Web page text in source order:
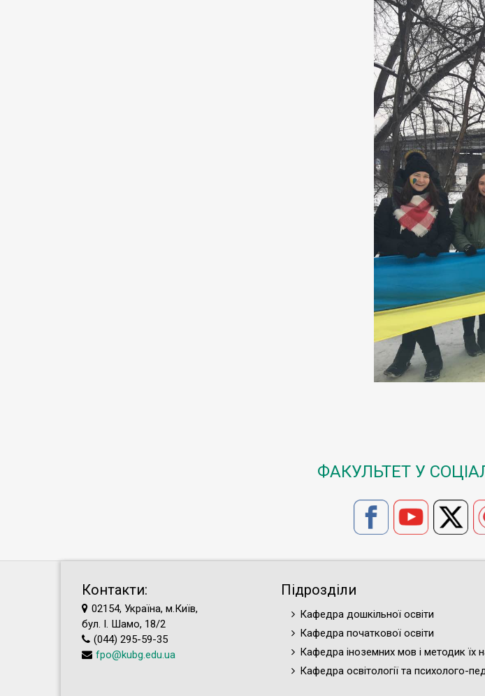
ФАКУЛЬТЕТ У
Контакти:
02154, Україна, м.Київ,
бул. І. Шамо, 18/2
(044) 295-59-35
fpo@kubg.edu.ua
Підрозділи
Кафедра дошкільної освіти
Кафедра початкової освіти
Кафедра іноземних мов і методик їх
Кафедра освітології та психолого-